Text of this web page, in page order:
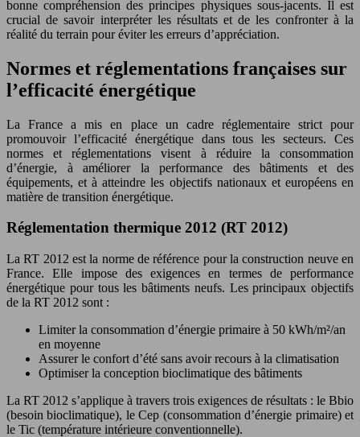
bonne compréhension des principes physiques sous-jacents. Il est
crucial de savoir interpréter les résultats et de les confronter à la
réalité du terrain pour éviter les erreurs d’appréciation.
Normes et réglementations françaises sur
l’efficacité énergétique
La France a mis en place un cadre réglementaire strict pour
promouvoir l’efficacité énergétique dans tous les secteurs. Ces
normes et réglementations visent à réduire la consommation
d’énergie, à améliorer la performance des bâtiments et des
équipements, et à atteindre les objectifs nationaux et européens en
matière de transition énergétique.
Réglementation thermique 2012 (RT 2012)
La RT 2012 est la norme de référence pour la construction neuve en
France. Elle impose des exigences en termes de performance
énergétique pour tous les bâtiments neufs. Les principaux objectifs
de la RT 2012 sont :
Limiter la consommation d’énergie primaire à 50 kWh/m²/an
en moyenne
Assurer le confort d’été sans avoir recours à la climatisation
Optimiser la conception bioclimatique des bâtiments
La RT 2012 s’applique à travers trois exigences de résultats : le Bbio
(besoin bioclimatique), le Cep (consommation d’énergie primaire) et
le Tic (température intérieure conventionnelle).